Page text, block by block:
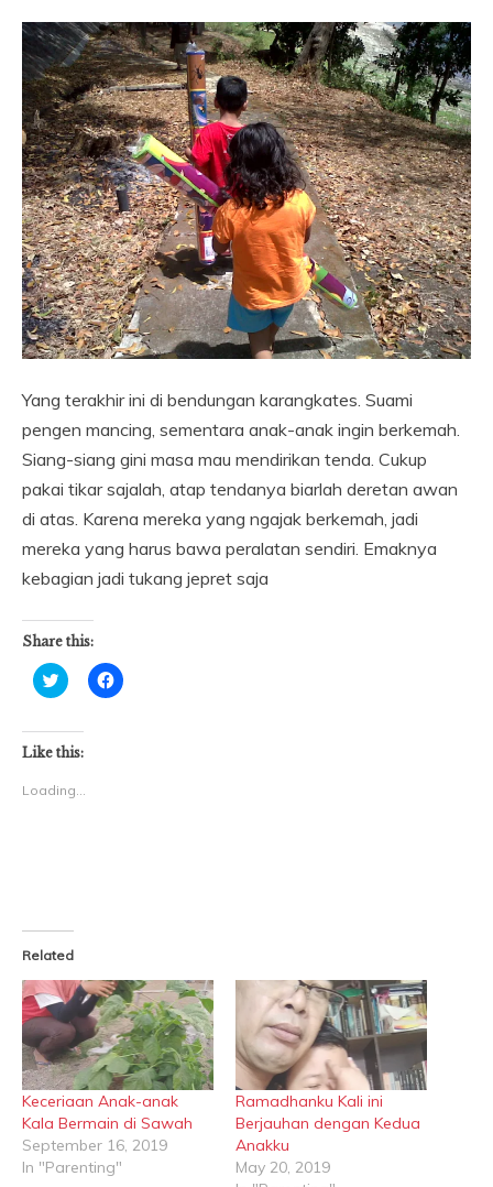
Yang terakhir ini di bendungan karangkates. Suami
pengen mancing, sementara anak-anak ingin berkemah.
Siang-siang gini masa mau mendirikan tenda. Cukup
pakai tikar sajalah, atap tendanya biarlah deretan awan
di atas. Karena mereka yang ngajak berkemah, jadi
mereka yang harus bawa peralatan sendiri. Emaknya
kebagian jadi tukang jepret saja
Share this:
Click
to
Twitter
(Opens
in
window)
Click
to
Like this:
Loading...
Related
Keceriaan Anak-anak
Kala Bermain di Sawah
September 16, 2019
In "Parenting"
Ramadhanku Kali ini
Berjauhan dengan Kedua
Anakku
May 20, 2019